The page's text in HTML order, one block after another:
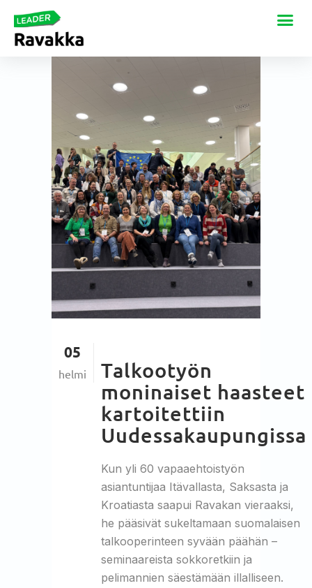
05
helmi
Talkootyön
moninaiset haasteet
kartoitettiin
Uudessakaupungissa
Kun yli 60 vapaaehtoistyön
asiantuntijaa Itävallasta, Saksasta ja
Kroatiasta saapui Ravakan vieraaksi,
he pääsivät sukeltamaan suomalaisen
talkooperinteen syvään päähän –
seminaareista sokkoretkiin ja
pelimannien säestämään illalliseen.